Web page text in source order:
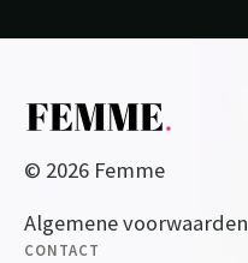
© 2026 Femme
Algemene voorwaarden
CONTACT